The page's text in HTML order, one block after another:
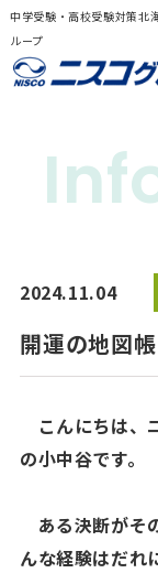
中学受験・高校受験対策北
ループ
2024.11.04
開運の地図帳
こんにちは、
の小中谷です。
ある決断がそ
んな経験はだれ